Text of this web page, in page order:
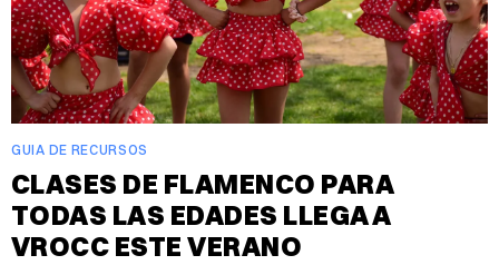
GUIA DE RECURSOS
CLASES DE FLAMENCO PARA
TODAS LAS EDADES LLEGA A
VROCC ESTE VERANO